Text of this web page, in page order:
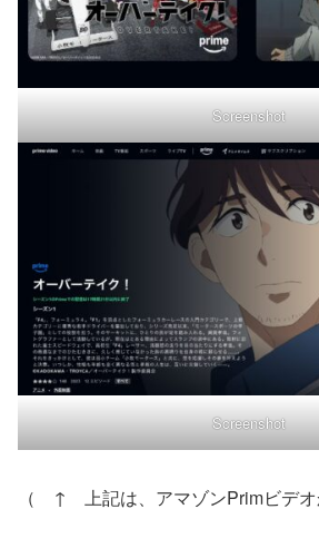
Screenshot
Screenshot
（ ↑ 上記は、アマゾンPrimビデ